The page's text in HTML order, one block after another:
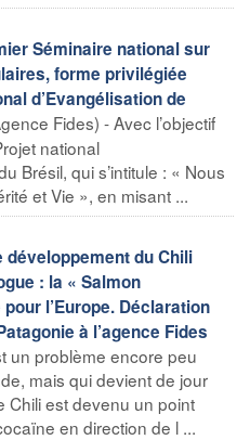
Séminaire national sur
forme privilégiée
d’Evangélisation de
Fides) - Avec l’objectif
national
Brésil, qui s’intitule : « Nous
et Vie », en misant ...
développement du Chili
: la « Salmon
l’Europe. Déclaration
à l’agence Fides
un problème encore peu
mais qui devient de jour
Chili est devenu un point
en direction de l ...